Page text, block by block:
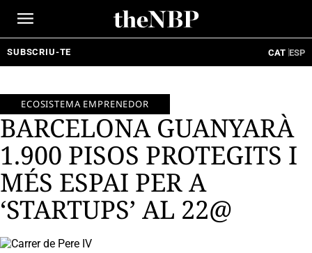
SUBSCRIU-TE CAT ESP
ECOSISTEMA EMPRENEDOR
BARCELONA GUANYARÀ
1.900 PISOS PROTEGITS I
MÉS ESPAI PER A
‘STARTUPS’ AL 22@